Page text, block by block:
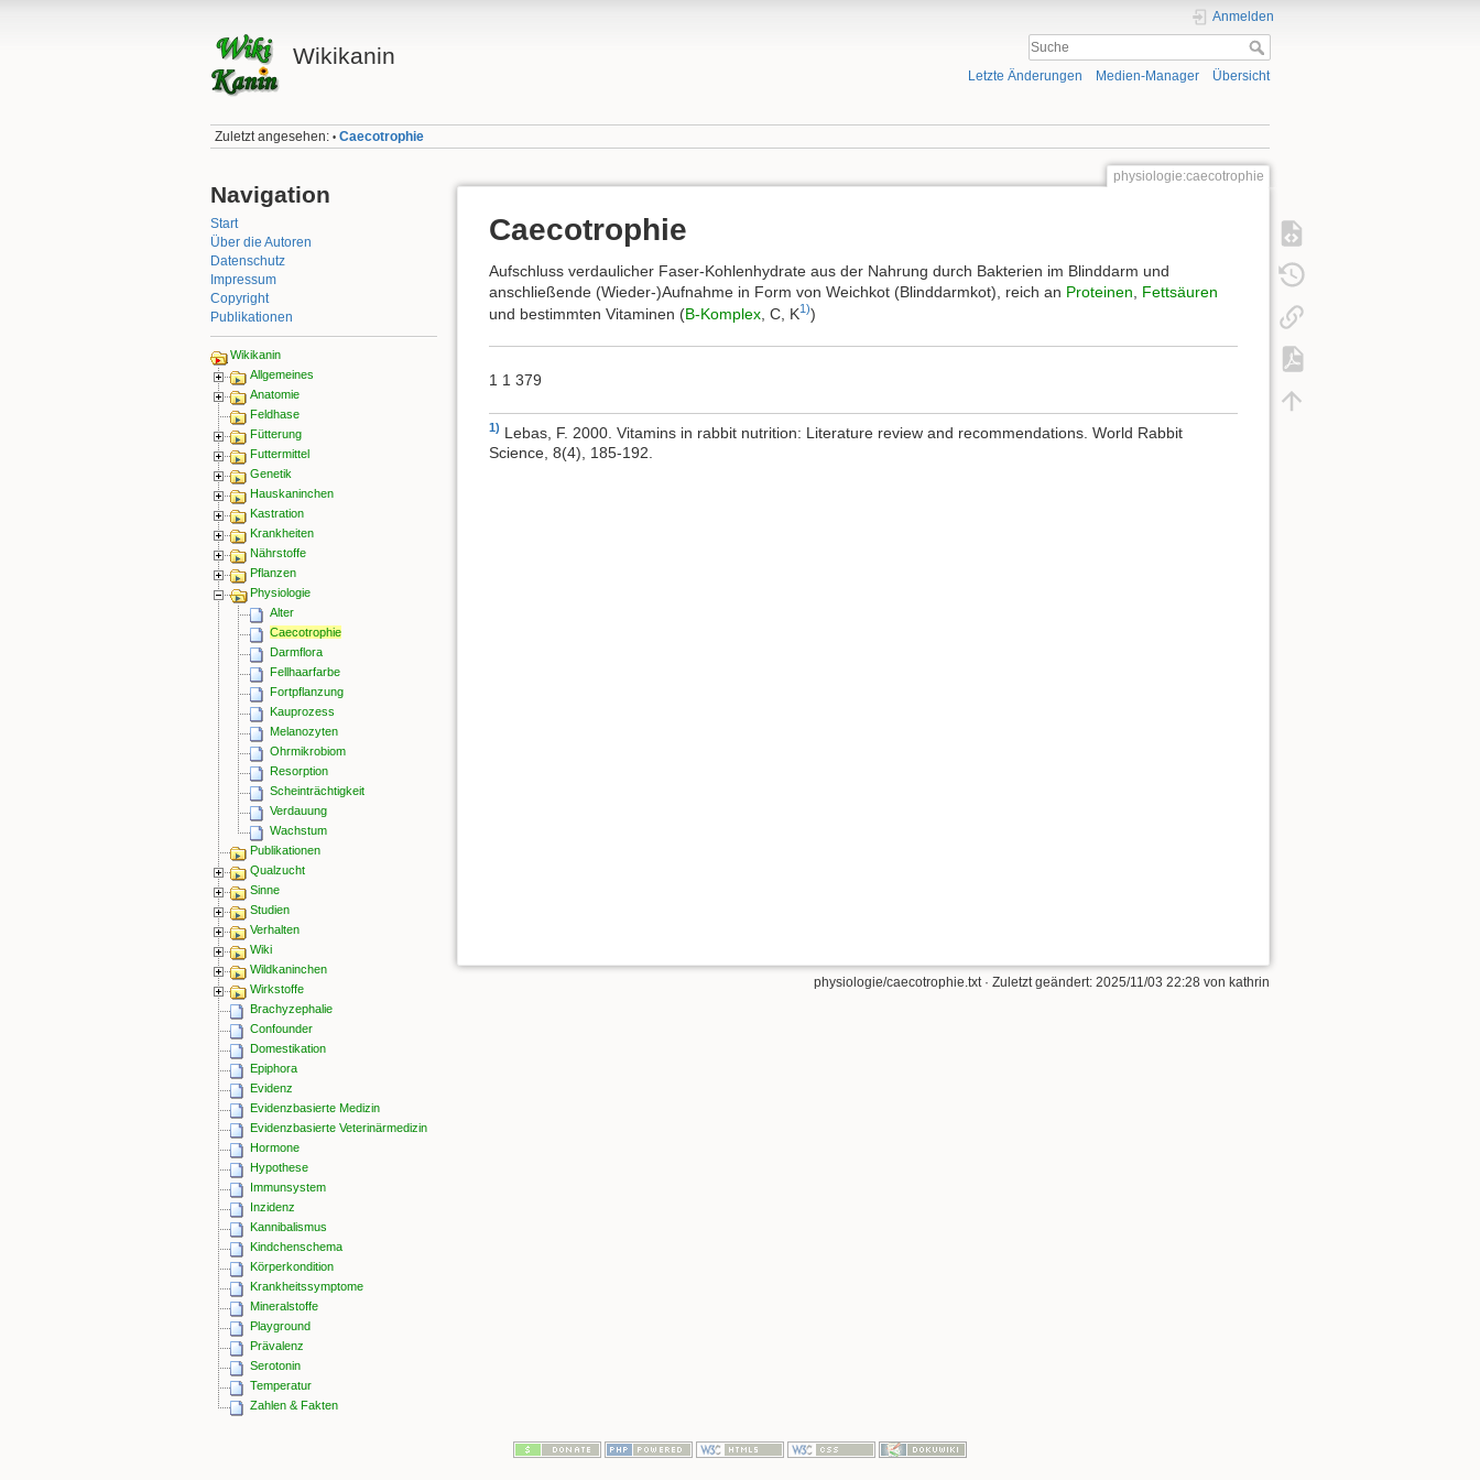
Wikikanin
Anmelden
Letzte Änderungen Medien-Manager Übersicht
Zuletzt angesehen: • Caecotrophie
Navigation
Start
Über die Autoren
Datenschutz
Impressum
Copyright
Publikationen
Wikikanin
Allgemeines
Anatomie
Feldhase
Fütterung
Futtermittel
Genetik
Hauskaninchen
Kastration
Krankheiten
Nährstoffe
Pflanzen
Physiologie
Alter
Caecotrophie
Darmflora
Fellhaarfarbe
Fortpflanzung
Kauprozess
Melanozyten
Ohrmikrobiom
Resorption
Scheinträchtigkeit
Verdauung
Wachstum
Publikationen
Qualzucht
Sinne
Studien
Verhalten
Wiki
Wildkaninchen
Wirkstoffe
Brachyzephalie
Confounder
Domestikation
Epiphora
Evidenz
Evidenzbasierte Medizin
Evidenzbasierte Veterinärmedizin
Hormone
Hypothese
Immunsystem
Inzidenz
Kannibalismus
Kindchenschema
Körperkondition
Krankheitssymptome
Mineralstoffe
Playground
Prävalenz
Serotonin
Temperatur
Zahlen & Fakten
physiologie:caecotrophie
Caecotrophie
Aufschluss verdaulicher Faser-Kohlenhydrate aus der Nahrung durch Bakterien im Blinddarm und
anschließende (Wieder-)Aufnahme in Form von Weichkot (Blinddarmkot), reich an Proteinen, Fettsäuren
und bestimmten Vitaminen (B-Komplex , C, K1))
1 1 379
1) Lebas, F. 2000. Vitamins in rabbit nutrition: Literature review and recommendations. World Rabbit
Science, 8(4), 185-192.
physiologie/caecotrophie.txt· Zuletzt geändert: 2025/11/03 22:28 von kathrin